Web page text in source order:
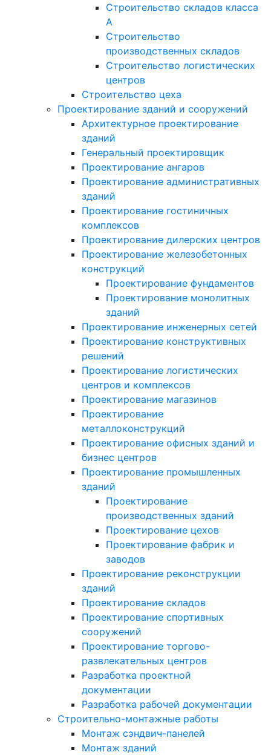
Строительство складов класса
А
Строительство
производственных складов
Строительство логистических
центров
Строительство цеха
Проектирование зданий и сооружений
Архитектурное проектирование
зданий
Генеральный проектировщик
Проектирование ангаров
Проектирование административных
зданий
Проектирование гостиничных
комплексов
Проектирование дилерских центров
Проектирование железобетонных
конструкций
Проектирование фундаментов
Проектирование монолитных
зданий
Проектирование инженерных сетей
Проектирование конструктивных
решений
Проектирование логистических
центров и комплексов
Проектирование магазинов
Проектирование
металлоконструкций
Проектирование офисных зданий и
бизнес центров
Проектирование промышленных
зданий
Проектирование
производственных зданий
Проектирование цехов
Проектирование фабрик и
заводов
Проектирование реконструкции
зданий
Проектирование складов
Проектирование спортивных
сооружений
Проектирование торгово-
развлекательных центров
Разработка проектной
документации
Разработка рабочей документации
Строительно-монтажные работы
Монтаж сэндвич-панелей
Монтаж зданий